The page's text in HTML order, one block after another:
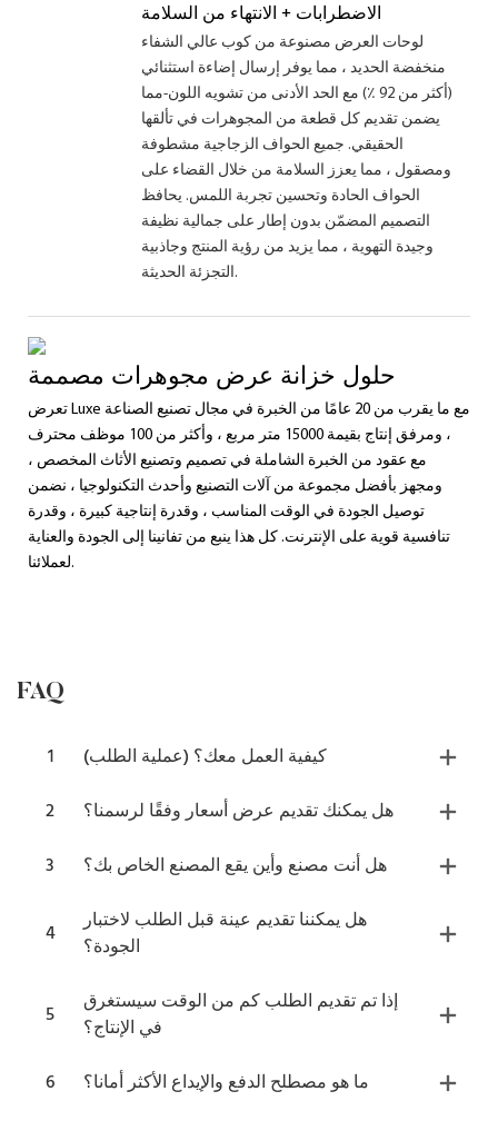
الاضطرابات + الانتهاء من السلامة
لوحات العرض مصنوعة من كوب عالي الشفاء
منخفضة الحديد ، مما يوفر إرسال إضاءة استثنائي
(أكثر من 92 ٪) مع الحد الأدنى من تشويه اللون-مما
يضمن تقديم كل قطعة من المجوهرات في تألقها
الحقيقي. جميع الحواف الزجاجية مشطوفة
ومصقول ، مما يعزز السلامة من خلال القضاء على
الحواف الحادة وتحسين تجربة اللمس. يحافظ
التصميم المضمّن بدون إطار على جمالية نظيفة
وجيدة التهوية ، مما يزيد من رؤية المنتج وجاذبية
التجزئة الحديثة.
حلول خزانة عرض مجوهرات مصممة
تعرض Luxe مع ما يقرب من 20 عامًا من الخبرة في مجال تصنيع الصناعة
، ومرفق إنتاج بقيمة 15000 متر مربع ، وأكثر من 100 موظف محترف
مع عقود من الخبرة الشاملة في تصميم وتصنيع الأثاث المخصص ،
ومجهز بأفضل مجموعة من آلات التصنيع وأحدث التكنولوجيا ، نضمن
توصيل الجودة في الوقت المناسب ، وقدرة إنتاجية كبيرة ، وقدرة
تنافسية قوية على الإنترنت. كل هذا ينبع من تفانينا إلى الجودة والعناية
لعملائنا.
FAQ
1
كيفية العمل معك؟ (عملية الطلب)
2
هل يمكنك تقديم عرض أسعار وفقًا لرسمنا؟
3
هل أنت مصنع وأين يقع المصنع الخاص بك؟
4
هل يمكننا تقديم عينة قبل الطلب لاختبار
الجودة؟
5
إذا تم تقديم الطلب كم من الوقت سيستغرق
في الإنتاج؟
6
ما هو مصطلح الدفع والإيداع الأكثر أمانا؟